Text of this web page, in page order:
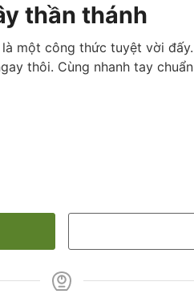
thần thánh
một công thức tuyệt vời đấy.
thôi. Cùng nhanh tay chuẩn